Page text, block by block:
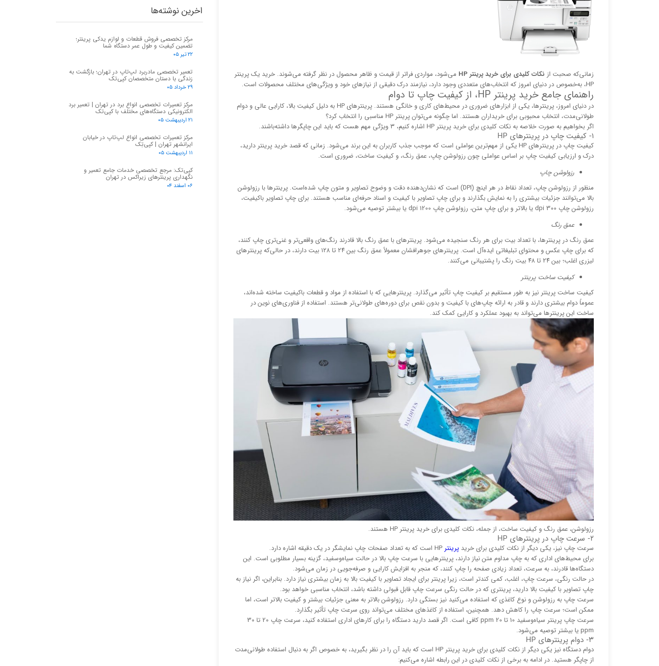
زمانی‌که صحبت از نکات کلیدی برای خرید پرینتر HP
می‌شود، مواردی فراتر از قیمت و ظاهر محصول در نظر گرفته می‌شوند. خرید یک پرینتر
HP، به‌خصوص در دنیای امروز که انتخاب‌های متعددی وجود دارد، نیازمند درک دقیقی از نیازهای خود و ویژگی‌های مختلف محصولات است.
راهنمای جامع خرید پرینتر HP، از کیفیت چاپ تا دوام
در دنیای امروز، پرینترها، یکی از ابزارهای ضروری در محیط‌های کاری و خانگی هستند. پرینترهای HP به دلیل کیفیت بالا، کارایی عالی و دوام
طولانی‌مدت، انتخاب محبوبی برای خریداران هستند. اما چگونه می‌توان پرینتر HP مناسبی را انتخاب کرد؟
اگر بخواهیم به صورت خلاصه به نکات کلیدی برای خرید پرینتر HP اشاره کنیم، ۳ ویژگی مهم هست که باید این چاپگرها داشته‌باشند.
۱- کیفیت چاپ در پرینترهای HP
کیفیت چاپ در پرینترهای HP یکی از مهم‌ترین عواملی است که موجب جذب کاربران به این برند می‌شود. زمانی که قصد خرید پرینتر دارید،
درک و ارزیابی کیفیت چاپ بر اساس عواملی چون رزولوشن چاپ، عمق رنگ، و کیفیت ساخت، ضروری است.
رزولوشن چاپ
منظور از رزولوشن چاپ، تعداد نقاط در هر اینچ (DPI) است که نشان‌دهنده‌ دقت و وضوح تصاویر و متون چاپ شده‌است. پرینترها با رزولوشن
بالا می‌توانند جزئیات بیشتری را به نمایش بگذارند و برای چاپ تصاویر با کیفیت و اسناد حرفه‌ای مناسب هستند. برای چاپ تصاویر باکیفیت،
رزولوشن چاپ 300 dpi یا بالاتر و برای چاپ متن، رزولوشن چاپ 1200 dpi یا بیشتر توصیه می‌شود.
عمق رنگ
عمق رنگ در پرینترها، با تعداد بیت برای هر رنگ سنجیده می‌شود. پرینترهای با عمق رنگ بالا قادرند رنگ‌های واقعی‌تر و غنی‌تری چاپ کنند،
که برای چاپ عکس و محتوای تبلیغاتی ایده‌آل است. پرینترهای جوهرافشان معمولاً عمق رنگ بین ۲۴ تا ۱۲۸ بیت دارند، در حالی‌که پرینترهای
لیزری اغلب؛ بین ۲۴ تا ۴۸ بیت رنگ را پشتیبانی می‌کنند.
کیفیت ساخت پرینتر
کیفیت ساخت پرینتر نیز به طور مستقیم بر کیفیت چاپ تأثیر می‌گذارد. پرینترهایی که با استفاده از مواد و قطعات باکیفیت ساخته شده‌اند،
عموماً دوام بیشتری دارند و قادر به ارائه چاپ‌های با کیفیت و بدون نقص برای دوره‌های طولانی‌تر هستند. استفاده از فناوری‌های نوین در
ساخت این پرینترها می‌تواند به بهبود عملکرد و کارایی کمک کند.
رزولوشن، عمق رنگ و کیفیت ساخت، از جمله، نکات کلیدی برای خرید پرینتر HP هستند.
۲- سرعت چاپ در پرینترهای HP
سرعت چاپ نیز، یکی دیگر از نکات کلیدی برای خرید پرینترHP است که به تعداد صفحات چاپ نمایشگر در یک دقیقه اشاره دارد.
برای محیط‌های اداری که به چاپ مداوم متن نیاز دارند، پرینترهایی با سرعت چاپ بالا در حالت سیاه‌وسفید، گزینه بسیار مطلوبی است. این
دستگاه‌ها قادرند، به سرعت، تعداد زیادی صفحه را چاپ کنند، که منجر به افزایش کارایی و صرفه‌جویی در زمان می‌شود.
در حالت رنگی، سرعت چاپ، اغلب، کمی کندتر است، زیرا پرینتر برای ایجاد تصاویر با کیفیت بالا به زمان بیشتری نیاز دارد. بنابراین، اگر نیاز به
چاپ تصاویر با کیفیت بالا دارید، پرینتری که در حالت رنگی سرعت چاپ قابل قبولی داشته باشد، انتخاب مناسبی خواهد بود.
سرعت چاپ به رزولوشن و نوع کاغذی که استفاده می‌کنید نیز بستگی دارد. رزولوشن بالاتر به معنی جزئیات بیشتر و کیفیت بالاتر است، اما
ممکن است؛ سرعت چاپ را کاهش دهد. همچنین، استفاده از کاغذهای مختلف می‌تواند روی سرعت چاپ تأثیر بگذارد.
سرعت چاپ پرینتر سیاه‌و‌سفید 10 تا 20 ppm کافی است. اگر قصد دارید دستگاه را برای کارهای اداری استفاده کنید، سرعت چاپ 20 تا 30
ppm یا بیشتر توصیه می‌شود.
۳- دوام پرینترهای HP
دوام دستگاه نیز یکی دیگر از نکات کلیدی برای خرید پرینتر HP است که باید آن را در نظر بگیرید، به خصوص اگر به دنبال استفاده طولانی‌مدت
از چاپگر هستید. در ادامه به برخی از نکات کلیدی در این رابطه اشاره می‌کنیم:
اخرین نوشته‌ها
مرکز تخصصی فروش قطعات و لوازم یدکی پرینتر؛
تضمین کیفیت و طول عمر دستگاه شما
۲۲ تیر ۰۵
تعمیر تخصصی مادربرد لپ‌تاپ در تهران؛ بازگشت به
زندگی با دستان متخصصان کپی‌تک
۲۹ خرداد ۰۵
مرکز تعمیرات تخصصی انواع برد در تهران | تعمیر برد
الکترونیکی دستگاه‌های مختلف با کپی‌تک
۲۱ اردیبهشت ۰۵
مرکز تعمیرات تخصصی انواع لپ‌تاپ در خیابان
ایرانشهر تهران | کپی‌تِک
۱۱ اردیبهشت ۰۵
کپی‌تک: مرجع تخصصی خدمات جامع تعمیر و
نگهداری پرینترهای زیراکس در تهران
۰۶ اسفند ۰۴